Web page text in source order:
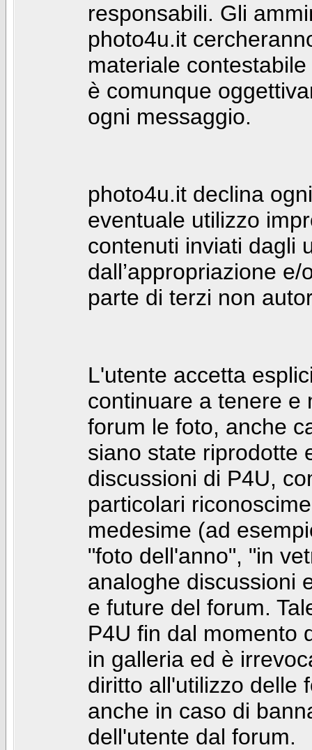
responsabili. Gli
photo4u.it
materiale
è comunque
ogni messaggio.
photo4u.it declina
eventuale utilizzo
contenuti inviati dagli
dall’appropriazione
parte di terzi non
L'utente accetta
continuare a tenere e
forum le foto, anche
siano state riprodotte
discussioni di P4U,
particolari
medesime (ad
"foto dell'anno", "in
analoghe discussioni
e future del forum.
P4U fin dal momento
in galleria ed è
diritto all'utilizzo delle
anche in caso di
dell'utente dal forum.